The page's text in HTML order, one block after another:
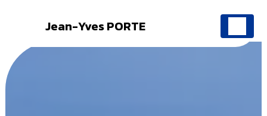
Jean-Yves PORTE
Panneau de gestion des cookies